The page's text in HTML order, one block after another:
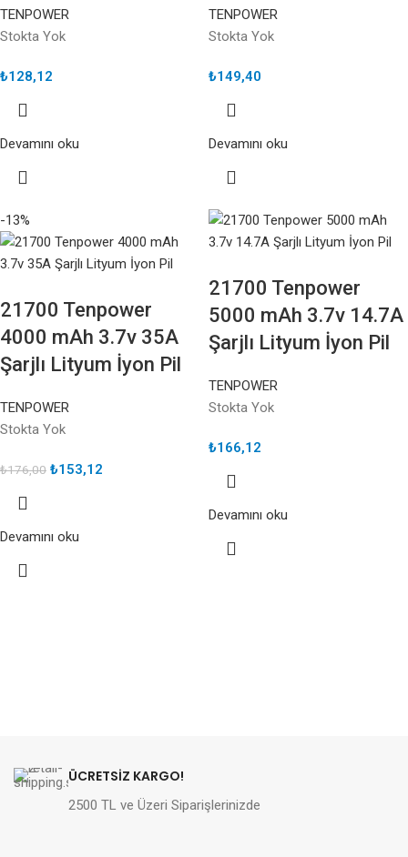
TENPOWER
Stokta Yok
₺128,12
Devamını oku
TENPOWER
Stokta Yok
₺149,40
Devamını oku
-13%
21700 Tenpower
4000 mAh 3.7v 35A
Şarjlı Lityum İyon Pil
TENPOWER
Stokta Yok
₺176,00 ₺153,12
Devamını oku
21700 Tenpower
5000 mAh 3.7v 14.7A
Şarjlı Lityum İyon Pil
TENPOWER
Stokta Yok
₺166,12
Devamını oku
ÜCRETSİZ KARGO!
2500 TL ve Üzeri Siparişlerinizde